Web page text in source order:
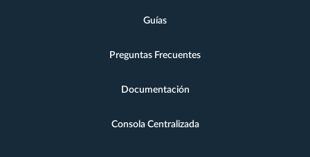
Guías
Preguntas Frecuentes
Documentación
Consola Centralizada